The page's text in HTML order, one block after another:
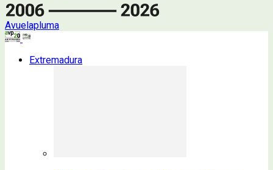
Avuelapluma
Extremadura